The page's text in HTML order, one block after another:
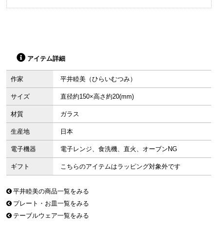
アイテム詳細
作家 平井睦美（ひらいむつみ）
サイズ 直径約150×高さ約20(mm)
材質 ガラス
生産地 日本
電子機器 電子レンジ、食洗機、直火、オーブンNG
ギフト こちらのアイテムはラッピング対象外です
平井睦美の商品一覧をみる
プレート・お皿一覧をみる
テーブルウェア一覧をみる